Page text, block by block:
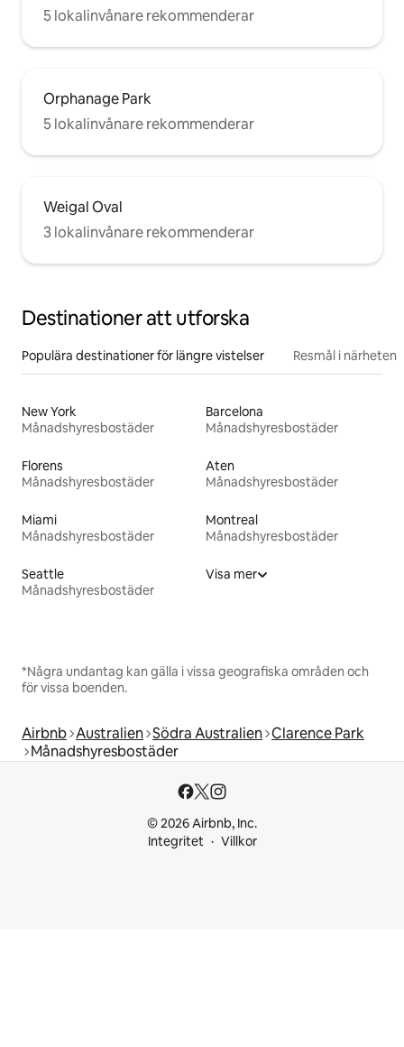
5 lokalinvånare rekommenderar
Orphanage Park
5 lokalinvånare rekommenderar
Weigal Oval
3 lokalinvånare rekommenderar
Destinationer att utforska
Populära destinationer för längre vistelser Resmål i närheten
New York
Månadshyresbostäder
Barcelona
Månadshyresbostäder
Florens
Månadshyresbostäder
Aten
Månadshyresbostäder
Miami
Månadshyresbostäder
Montreal
Månadshyresbostäder
Seattle
Månadshyresbostäder
Visa mer
*Några undantag kan gälla i vissa geografiska områden och
för vissa boenden.
Airbnb Australien Södra Australien Clarence Park
Månadshyresbostäder
© 2026 Airbnb, Inc.
Integritet
Villkor